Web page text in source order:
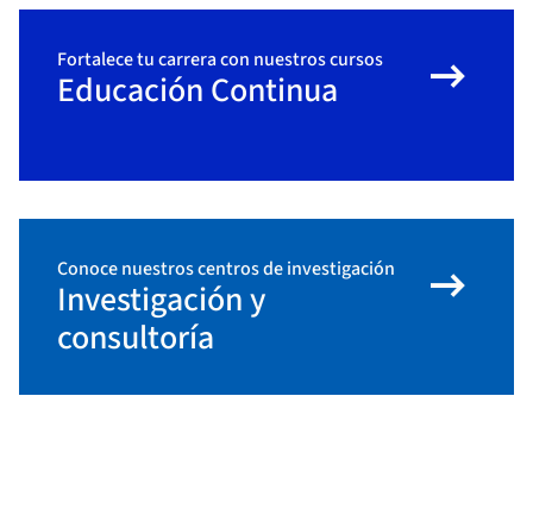
Fortalece tu carrera con nuestros cursos
Educación Continua arrow_right_alt
Conoce nuestros centros de investigación
Investigación y
consultoría
arrow_right_alt